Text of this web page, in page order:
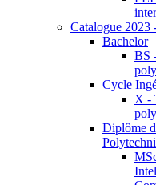
Catalogue 2023
Bachelor
BS
Cycle
X -
Diplôme